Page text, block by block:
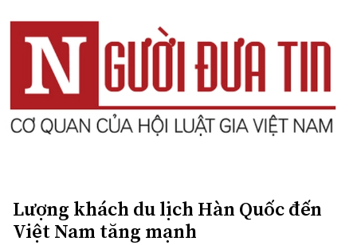
Lượng khách du lịch Hàn Quốc đến
Việt Nam tăng mạnh